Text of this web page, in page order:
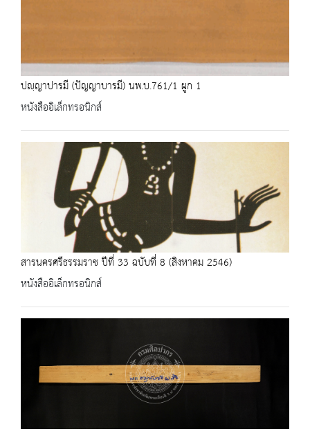
ปญฺญาปารมี (ปัญญาบารมี) นพ.บ.761/1 ผูก 1
หนังสืออิเล็กทรอนิกส์
สารนครศรีธรรมราช ปีที่ 33 ฉบับที่ 8 (สิงหาคม 2546)
หนังสืออิเล็กทรอนิกส์